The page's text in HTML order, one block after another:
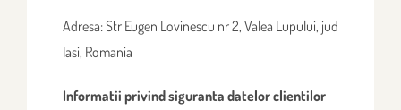
Adresa: Str Eugen Lovinescu nr 2, Valea Lupului, jud
Iasi, Romania
Informatii privind siguranta datelor clientilor